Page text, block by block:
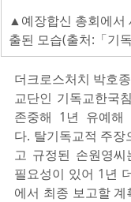
▲예장합신 총회에서
출된 모습(출처:「기
더크로스처치 박호
교단인 기독교한국
존중해 1년 유예해
다. 탈기독교적 주장
고 규정된 손원영
필요성이 있어 1년
에서 최종 보고할